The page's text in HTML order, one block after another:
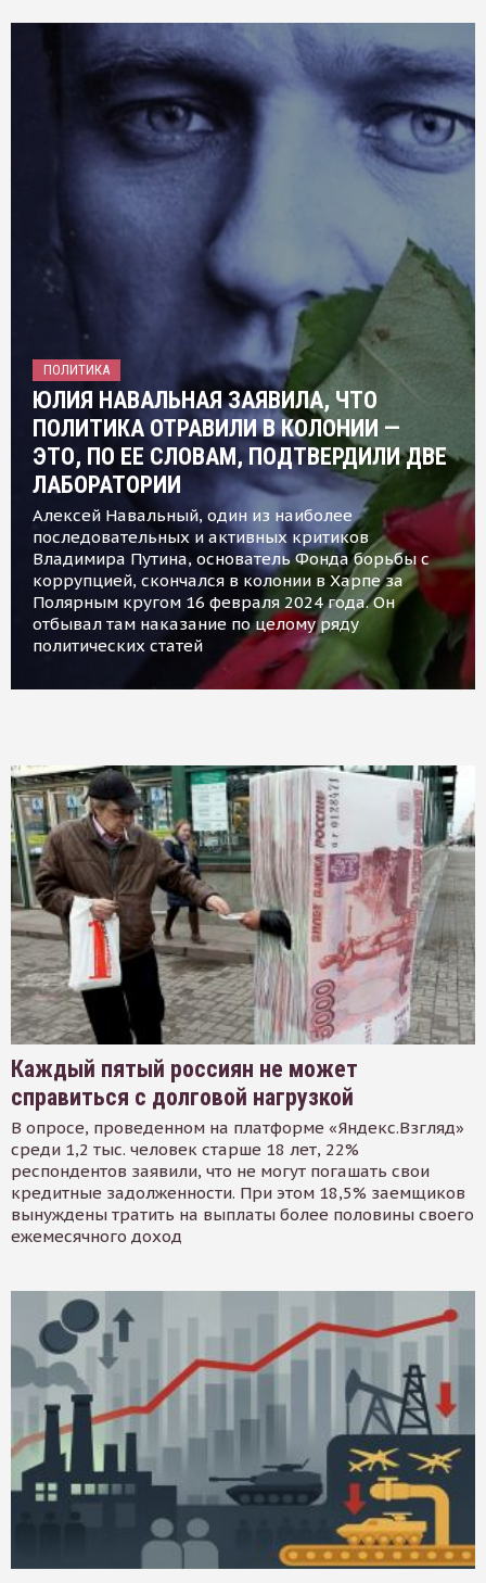
ПОЛИТИКА
ЮЛИЯ НАВАЛЬНАЯ ЗАЯВИЛА, ЧТО
ПОЛИТИКА ОТРАВИЛИ В КОЛОНИИ —
ЭТО, ПО ЕЕ СЛОВАМ, ПОДТВЕРДИЛИ ДВЕ
ЛАБОРАТОРИИ
Алексей Навальный, один из наиболее
последовательных и активных критиков
Владимира Путина, основатель Фонда борьбы с
коррупцией, скончался в колонии в Харпе за
Полярным кругом 16 февраля 2024 года. Он
отбывал там наказание по целому ряду
политических статей
Каждый пятый россиян не может
справиться с долговой нагрузкой
В опросе, проведенном на платформе «Яндекс.Взгляд»
среди 1,2 тыс. человек старше 18 лет, 22%
респондентов заявили, что не могут погашать свои
кредитные задолженности. При этом 18,5% заемщиков
вынуждены тратить на выплаты более половины своего
ежемесячного доход